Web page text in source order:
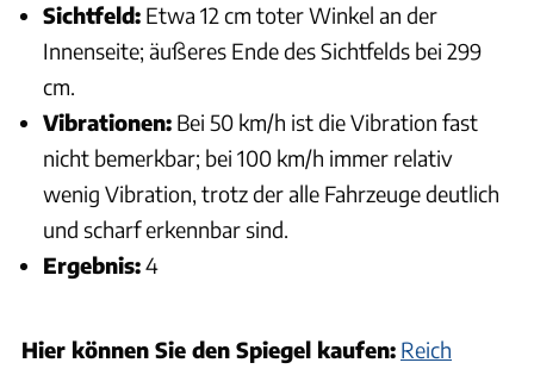
Sichtfeld: Etwa 12 cm toter Winkel an der
Innenseite; äußeres Ende des Sichtfelds bei 299
cm.
Vibrationen: Bei 50 km/h ist die Vibration fast
nicht bemerkbar; bei 100 km/h immer relativ
wenig Vibration, trotz der alle Fahrzeuge deutlich
und scharf erkennbar sind.
Ergebnis:4
Hier können Sie den Spiegel kaufen: Reich